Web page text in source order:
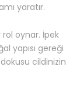
yaratır.
rol oynar. İpek
yapısı gereği
dokusu cildinizin